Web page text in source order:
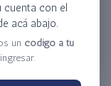
cuenta con el
acá abajo.
un código a tu
Olvidé mi clave